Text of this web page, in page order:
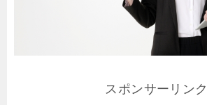
スポンサーリンク